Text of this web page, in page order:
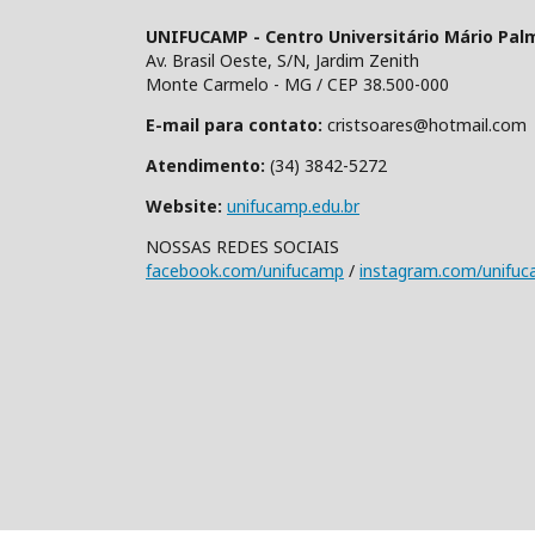
UNIFUCAMP - Centro Universitário Mário
Av. Brasil Oeste, S/N, Jardim Zenith
Monte Carmelo - MG / CEP 38.500-000
E-mail para contato: cristsoares@hotmail.com
Atendimento: (34) 3842-5272
Website: unifucamp.edu.br
NOSSAS REDES SOCIAIS
facebook.com/unifucamp / instagram.com/